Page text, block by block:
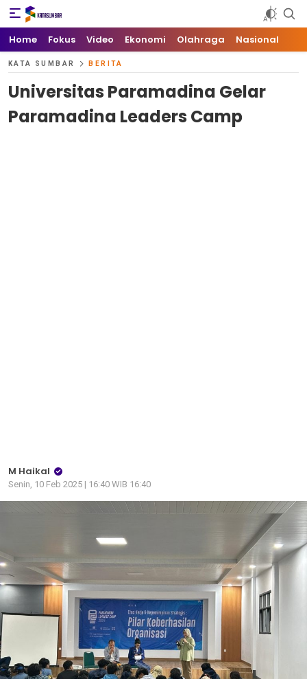
Kata Sumbar
Berita Sumbar Hari Ini
Home Fokus Video Ekonomi Olahraga Nasional
KATA SUMBAR BERITA
Universitas Paramadina Gelar
Paramadina Leaders Camp
M Haikal
Senin, 10 Feb 2025 | 16:40 WIB 16:40